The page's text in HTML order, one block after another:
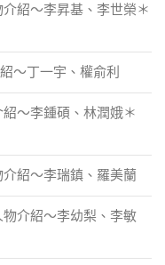
介紹～李昇基、李世榮＊
～丁一宇、權俞利
紹～李鍾碩、林潤娥＊
介紹～李瑞鎮、羅美蘭
物介紹～李幼梨、李敏